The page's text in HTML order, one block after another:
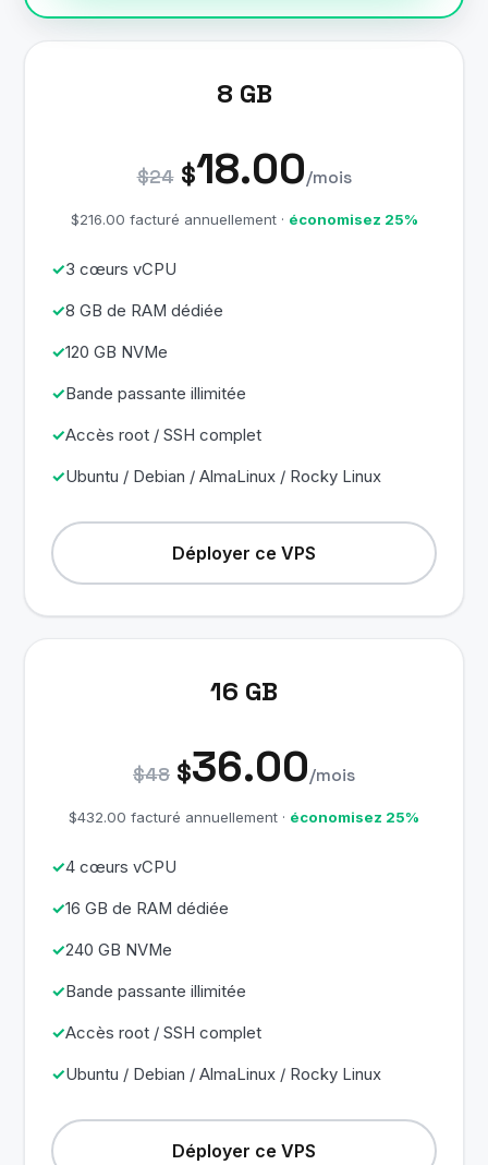
8 GB
$24 $18.00/mois
$216.00 facturé annuellement · économisez 25%
3 cœurs vCPU
8 GB de RAM dédiée
120 GB NVMe
Bande passante illimitée
Accès root / SSH complet
Ubuntu / Debian / AlmaLinux / Rocky Linux
Déployer ce VPS
16 GB
$48 $36.00/mois
$432.00 facturé annuellement · économisez 25%
4 cœurs vCPU
16 GB de RAM dédiée
240 GB NVMe
Bande passante illimitée
Accès root / SSH complet
Ubuntu / Debian / AlmaLinux / Rocky Linux
Déployer ce VPS